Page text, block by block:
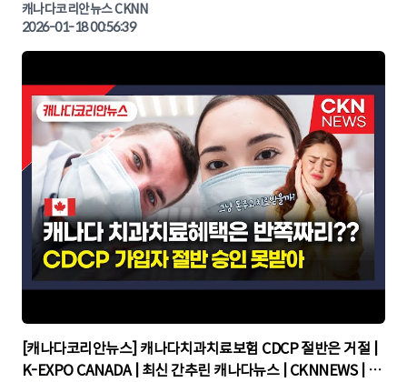
CKNNEWS, 캐나다코리안뉴스
캐나다코리안뉴스 CKNN
2026-01-18 00:56:39
▶
[캐나다코리안뉴스] 캐나다치과치료보험 CDCP 절반은 거절 |
K-EXPO CANADA | 최신 간추린 캐나다뉴스 | CKNNEWS | 캐